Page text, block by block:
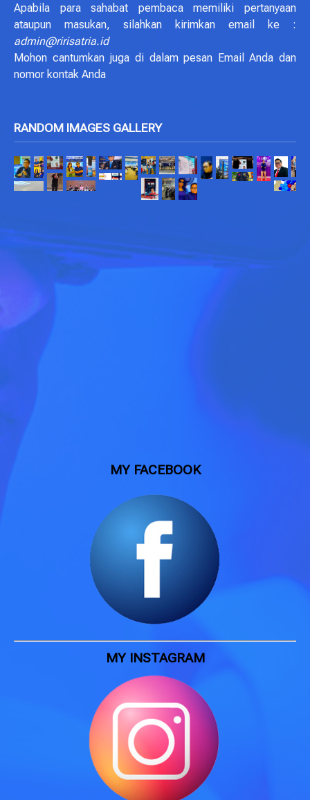
Apabila para sahabat pembaca memiliki pertanyaan
ataupun masukan, silahkan kirimkan email ke :
admin@ririsatria.id
Mohon cantumkan juga di dalam pesan Email Anda dan
nomor kontak Anda
RANDOM IMAGES GALLERY
MY FACEBOOK
MY INSTAGRAM